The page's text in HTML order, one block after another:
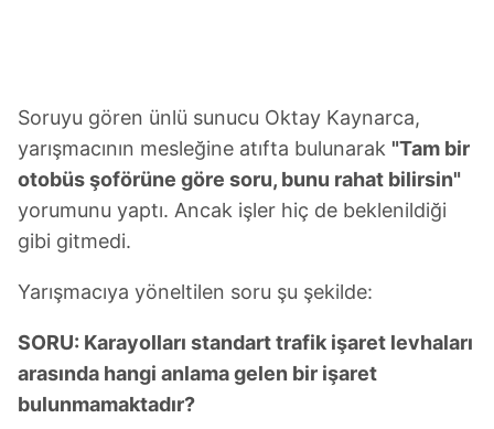
Soruyu gören ünlü sunucu Oktay Kaynarca,
yarışmacının mesleğine atıfta bulunarak "Tam bir
otobüs şoförüne göre soru, bunu rahat bilirsin"
yorumunu yaptı. Ancak işler hiç de beklenildiği
gibi gitmedi.
Yarışmacıya yöneltilen soru şu şekilde:
SORU: Karayolları standart trafik işaret levhaları
arasında hangi anlama gelen bir işaret
bulunmamaktadır?